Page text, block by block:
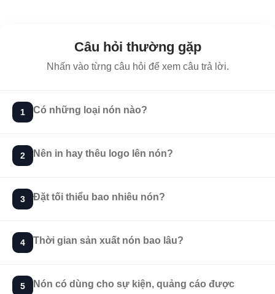
Câu hỏi thường gặp
Nhấn vào từng câu hỏi để xem câu trả lời.
1 Có những loại nón nào?
2 Nên in hay thêu logo lên nón?
3 Đặt tối thiểu bao nhiêu nón?
4 Thời gian sản xuất nón bao lâu?
5
Nón có dùng cho sự kiện, quảng cáo được